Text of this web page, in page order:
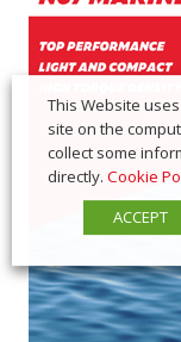
This Website
site on the
collect some
directly. Cookie
ACCEPT